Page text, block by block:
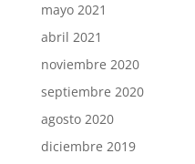
mayo 2021
abril 2021
noviembre 2020
septiembre 2020
agosto 2020
diciembre 2019